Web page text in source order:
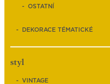
OSTATNÍ
DEKORACE TÉMATICKÉ
styl
VINTAGE